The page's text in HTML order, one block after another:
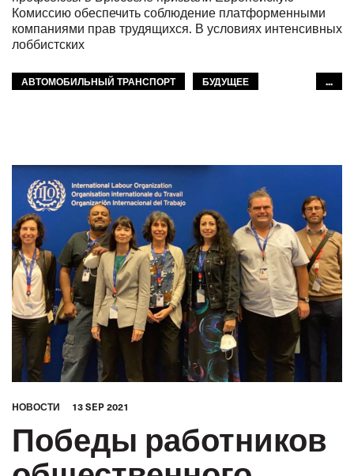
Комиссию обеспечить соблюдение платформенными
компаниями прав трудящихся. В условиях интенсивных
лоббистских
АВТОМОБИЛЬНЫЙ ТРАНСПОРТ
БУДУЩЕЕ
...
HОВОСТИ 13 SEP 2021
Победы работников